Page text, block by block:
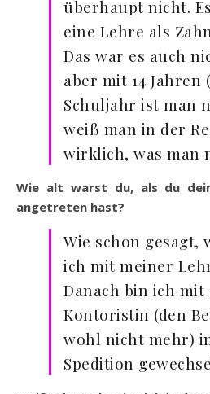
überhaupt nicht.
eine Lehre als
Das war es auch
aber mit 14 Jahren
Schuljahr ist man
weiß man in der
wirklich, was man
Wie alt warst du, als du
angetreten hast?
Wie schon gesagt,
ich mit meiner
Danach bin ich mit
Kontoristin (den
wohl nicht mehr)
Spedition